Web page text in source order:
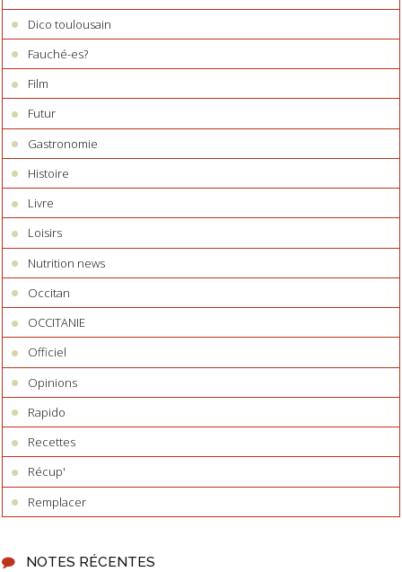
Dico toulousain
Fauché-es?
Film
Futur
Gastronomie
Histoire
Livre
Loisirs
Nutrition news
Occitan
OCCITANIE
Officiel
Opinions
Rapido
Recettes
Récup'
Remplacer
NOTES RÉCENTES